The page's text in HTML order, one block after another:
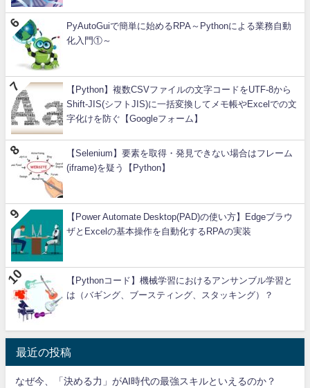
PyAutoGuiで簡単に始めるRPA～Pythonによる業務自動
化入門①～
【Python】複数CSVファイルの文字コードをUTF-8から
Shift-JIS(シフトJIS)に一括変換してメモ帳やExcelでの文
字化けを防ぐ【Googleフォーム】
【Selenium】要素を取得・発見できない場合はフレーム
(iframe)を疑う【Python】
【Power Automate Desktop(PAD)の使い方】Edgeブラウ
ザとExcelの基本操作を自動化するRPAの実装
【Pythonコード】機械学習におけるアンサンブル学習と
は（バギング、ブースティング、スタッキング）？
最近の投稿
なぜ今、「決める力」がAI時代の最強スキルといえるのか？